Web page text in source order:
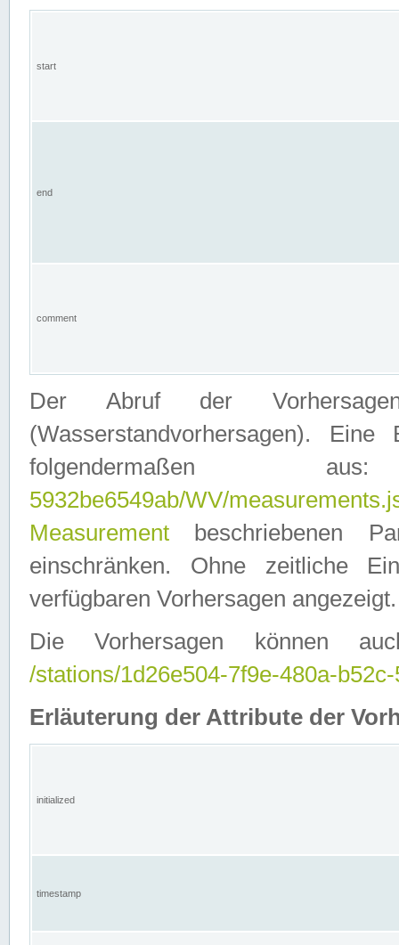
start
end
comment
Der Abruf der
(Wasserstandvorhersagen).
folgendermaßen
5932be6549ab/WV/
Measurement beschriebenen
einschränken. Ohne zeitliche
verfügbaren Vorhersagen angezeigt.
Die Vorhersagen können
/stations/1d26e504-7f9e-480a-
Erläuterung der Attribute der
initialized
timestamp